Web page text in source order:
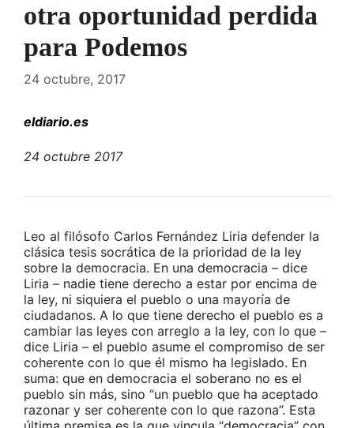
otra oportunidad perdida
para Podemos
24 octubre, 2017
eldiario.es
24 octubre 2017
Leo al filósofo Carlos Fernández Liria defender la
clásica tesis socrática de la prioridad de la ley
sobre la democracia. En una democracia – dice
Liria – nadie tiene derecho a estar por encima de
la ley, ni siquiera el pueblo o una mayoría de
ciudadanos. A lo que tiene derecho el pueblo es a
cambiar las leyes con arreglo a la ley, con lo que –
dice Liria – el pueblo asume el compromiso de ser
coherente con lo que él mismo ha legislado. En
suma: que en democracia el soberano no es el
pueblo sin más, sino “un pueblo que ha aceptado
razonar y ser coherente con lo que razona”. Esta